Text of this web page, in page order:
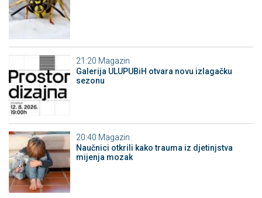
21:20 Magazin
Galerija ULUPUBiH otvara novu izlagačku
sezonu
20:40 Magazin
Naučnici otkrili kako trauma iz djetinjstva
mijenja mozak